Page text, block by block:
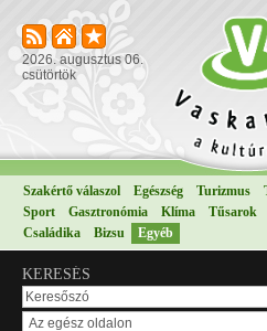
2026. augusztus 06.
csütörtök
Szakértő válaszol Egészség Turizmus
Sport
Gasztronómia Klíma Tűsarok
Családika
Bizsu Egyéb
KERESÉS